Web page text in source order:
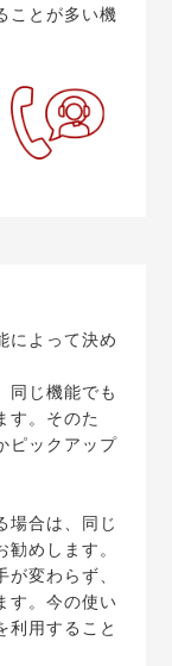
ことが多い機
によって決め
同じ機能でも
す。そのた
ピックアップ
場合は、同じ
めします。
変わらず、
す。今の使い
利用すること